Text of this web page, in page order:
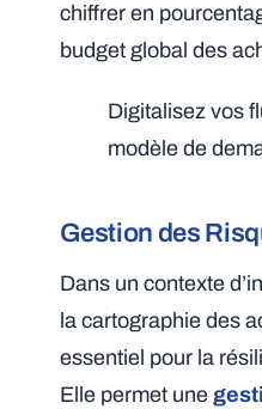
chiffrer en
budget global des
Digitalisez vos
modèle de
Gestion des
Dans un contexte
la cartographie des
essentiel pour la
Elle permet une